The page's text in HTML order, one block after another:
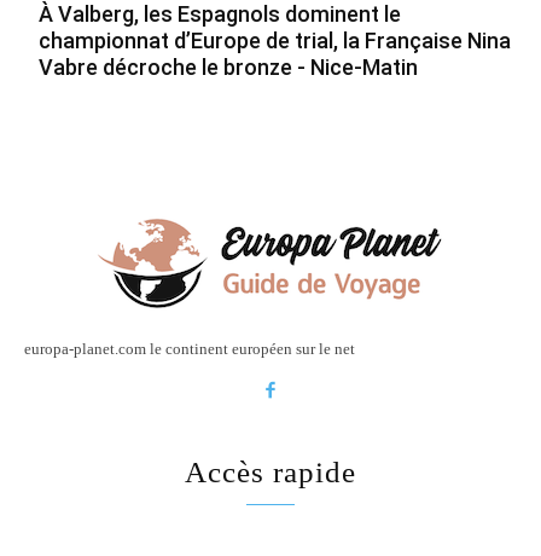
À Valberg, les Espagnols dominent le
championnat d’Europe de trial, la Française Nina
Vabre décroche le bronze - Nice-Matin
europa-planet.com le continent européen sur le net
Accès rapide